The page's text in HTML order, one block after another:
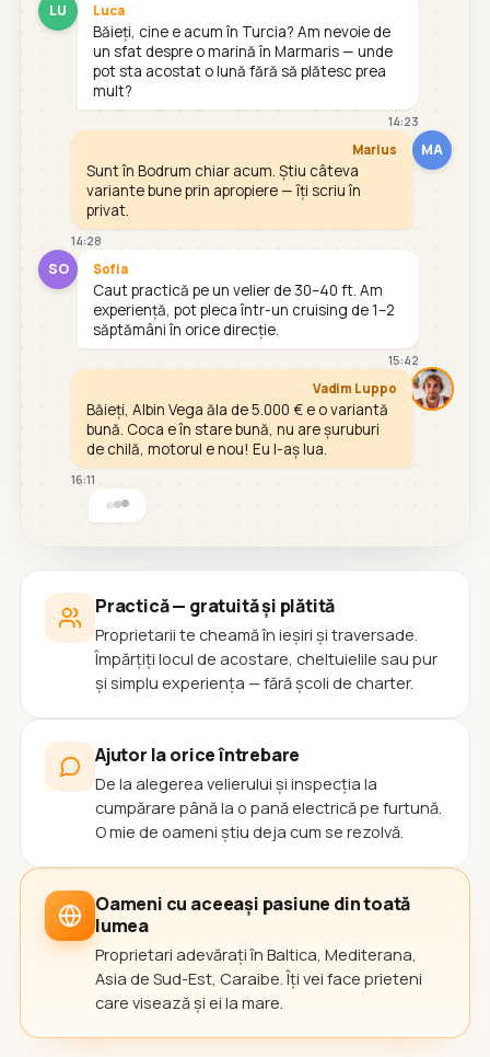
LU Luca
Băieți, cine e acum în Turcia? Am nevoie de
un sfat despre o marină în Marmaris — unde
pot sta acostat o lună fără să plătesc prea
mult?
14:23
MA
Marius
Sunt în Bodrum chiar acum. Știu câteva
variante bune prin apropiere — îți scriu în
privat.
14:28
SO Sofia
Caut practică pe un velier de 30–40 ft. Am
experiență, pot pleca într-un cruising de 1–2
săptămâni în orice direcție.
15:42
Vadim Luppo
Băieți, Albin Vega ăla de 5.000 € e o variantă
bună. Coca e în stare bună, nu are șuruburi
de chilă, motorul e nou! Eu l-aș lua.
16:11
Practică — gratuită și plătită
Proprietarii te cheamă în ieșiri și traversade.
Împărțiți locul de acostare, cheltuielile sau pur
și simplu experiența — fără școli de charter.
Ajutor la orice întrebare
De la alegerea velierului și inspecția la
cumpărare până la o pană electrică pe furtună.
O mie de oameni știu deja cum se rezolvă.
Oameni cu aceeași pasiune din toată
lumea
Proprietari adevărați în Baltica, Mediterana,
Asia de Sud-Est, Caraibe. Îți vei face prieteni
care visează și ei la mare.